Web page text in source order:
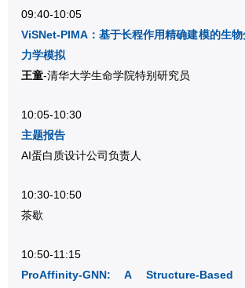
09:40-10:05
ViSNet-PIMA：基于长程作用精确建模的生
力学模拟
王童-清华大学生命学院特别研究员
10:05-10:30
主题报告
AI蛋白质设计公司负责人
10:30-10:50
茶歇
10:50-11:15
ProAffinity-GNN: A Structure-Based